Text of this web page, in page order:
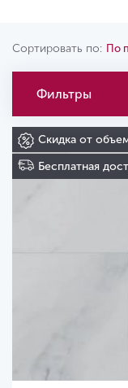
Сортировать по: По
Фильтры
Скидка от
Бесплатная